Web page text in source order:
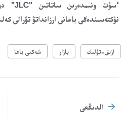
نۇكتەسىندەگى باعانى ارزانداتۋ تۋرالى
ازىق-تۇلىك بازار شەكتى باعا
الدىڭعى